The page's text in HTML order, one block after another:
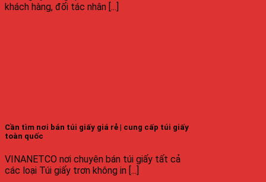
khách hàng, đối tác nhân [...]
Cần tìm nơi bán túi giấy giá rẻ | cung cấp túi giấy
toàn quốc
VINANETCO nơi chuyên bán túi giấy tất cả
các loại Túi giấy trơn không in [...]